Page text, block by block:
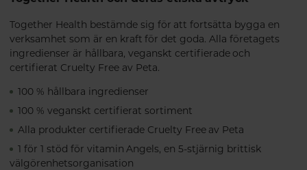
Together Health bestämde sig för att fortsätta bygga en
verksamhet som är en kraft för det goda. Alla företagets
ingredienser är hållbara, veganskt certifierade och
certifierat Cruelty Free av Peta.
100 % hållbara ingredienser
100 % veganskt certifierat sortiment
Alla produkter certifierade Cruelty Free av Peta
1 för 1 stöd för vitamin Angels, en 5-stjärnig brittisk
välgörenhetsorganisation